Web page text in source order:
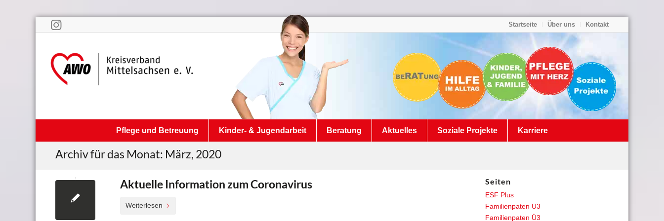
Startseite Über uns Kontakt
Pflege und Betreuung Kinder- & Jugendarbeit Beratung Aktuelles Soziale Projekte Karriere
Archiv für das Monat: März, 2020
Aktuelle Information zum Coronavirus
Weiterlesen
Seiten
ESF Plus
Familienpaten U3
Familienpaten Ü3